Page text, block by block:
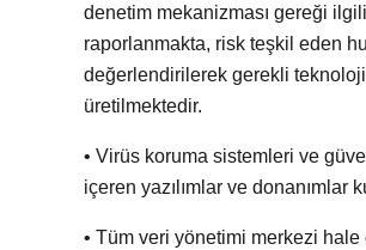
denetim mekanizması gereği
raporlanmakta, risk teşkil eden
değerlendirilerek gerekli
üretilmektedir.
• Virüs koruma sistemleri ve
içeren yazılımlar ve donanımlar
• Tüm veri yönetimi merkezi hale